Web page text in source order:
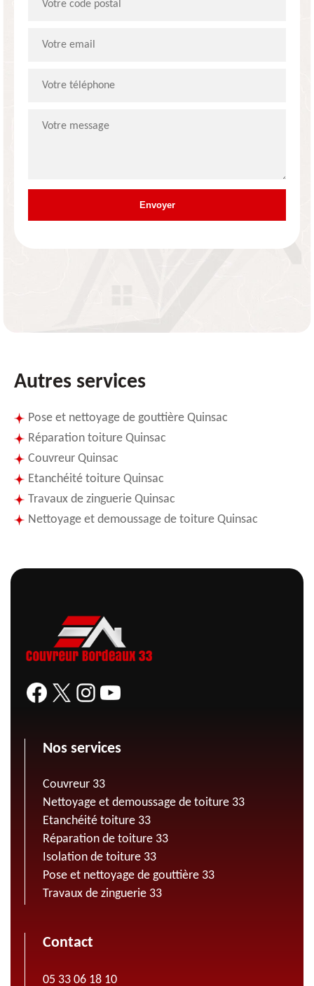
Autres services
Pose et nettoyage de gouttière Quinsac
Réparation toiture Quinsac
Couvreur Quinsac
Etanchéité toiture Quinsac
Travaux de zinguerie Quinsac
Nettoyage et demoussage de toiture Quinsac
Nos services
Couvreur 33
Nettoyage et demoussage de toiture 33
Etanchéité toiture 33
Réparation de toiture 33
Isolation de toiture 33
Pose et nettoyage de gouttière 33
Travaux de zinguerie 33
Contact
05 33 06 18 10